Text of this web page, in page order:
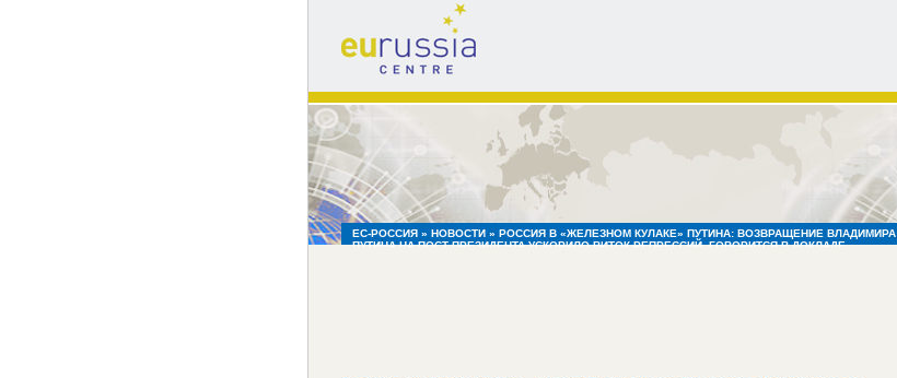
eurussia
centre
ЕС-РОССИЯ » НОВОСТИ » РОССИЯ В «ЖЕЛЕЗНОМ КУЛАКЕ» ПУТИНА: ВОЗВРАЩЕНИЕ ВЛАДИМИРА
ПУТИНА НА ПОСТ ПРЕЗИДЕНТА УСКОРИЛО ВИТОК РЕПРЕССИЙ, ГОВОРИТСЯ В ДОКЛАДЕ